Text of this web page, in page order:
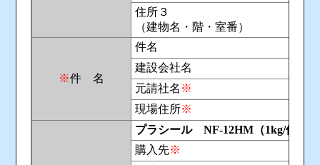
住所３
（建物名・階・室番）
※件 名
件名
建設会社名
元請社名 ※
現場住所※
プラシール NF-12HM（1kg/個）
購入先※